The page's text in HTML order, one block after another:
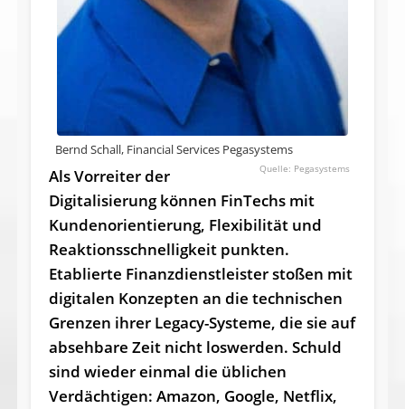
Bernd Schall, Financial Services Pegasystems
Pegasystems
Als Vorreiter der
Digitalisierung können FinTechs mit
Kundenorientierung, Flexibilität und
Reaktionsschnelligkeit punkten.
Etablierte Finanzdienstleister stoßen mit
digitalen Konzepten an die technischen
Grenzen ihrer Legacy-Systeme, die sie auf
absehbare Zeit nicht loswerden. Schuld
sind wieder einmal die üblichen
Verdächtigen: Amazon, Google, Netflix,